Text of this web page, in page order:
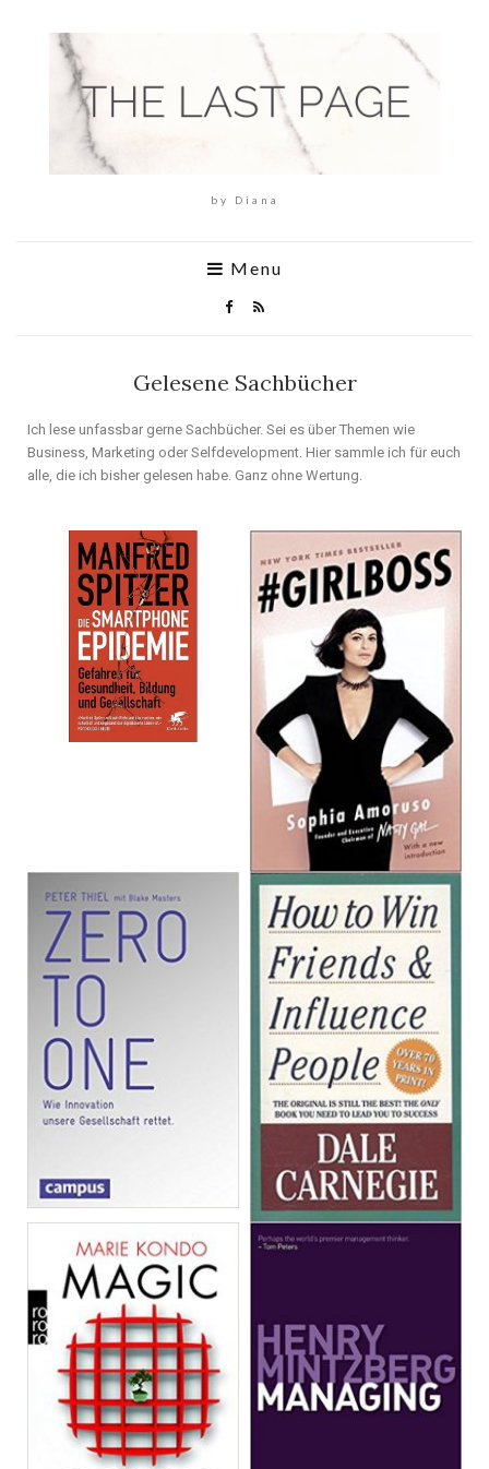
by Diana
Menu
Gelesene Sachbücher
Ich lese unfassbar gerne Sachbücher. Sei es über Themen wie
Business, Marketing oder Selfdevelopment. Hier sammle ich für euch
alle, die ich bisher gelesen habe. Ganz ohne Wertung.